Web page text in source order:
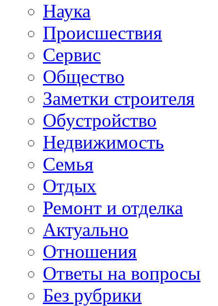
Наука
Происшествия
Сервис
Общество
Заметки строителя
Обустройство
Недвижимость
Семья
Отдых
Ремонт и отделка
Актуально
Отношения
Ответы на вопросы
Без рубрики